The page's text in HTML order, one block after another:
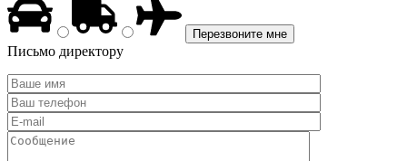
Письмо директору